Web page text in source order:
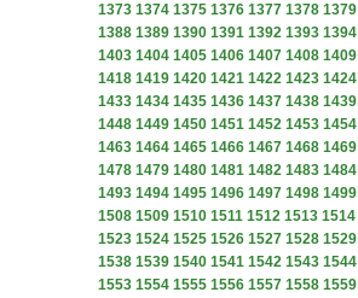
1373 1374 1375 1376 1377 1378 1379
1388 1389 1390 1391 1392 1393 1394
1403 1404 1405 1406 1407 1408 1409
1418 1419 1420 1421 1422 1423 1424
1433 1434 1435 1436 1437 1438 1439
1448 1449 1450 1451 1452 1453 1454
1463 1464 1465 1466 1467 1468 1469
1478 1479 1480 1481 1482 1483 1484
1493 1494 1495 1496 1497 1498 1499
1508 1509 1510 1511 1512 1513 1514
1523 1524 1525 1526 1527 1528 1529
1538 1539 1540 1541 1542 1543 1544
1553 1554 1555 1556 1557 1558 1559